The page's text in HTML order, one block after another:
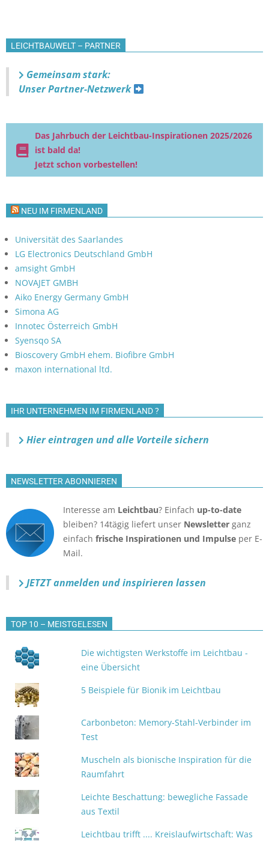
LEICHTBAUWELT – PARTNER
Gemeinsam stark:
Unser Partner-Netzwerk
Das Jahrbuch der Leichtbau-Inspirationen 2025/2026
ist bald da!
Jetzt schon vorbestellen!
NEU IM FIRMENLAND
Universität des Saarlandes
LG Electronics Deutschland GmbH
amsight GmbH
NOVAJET GMBH
Aiko Energy Germany GmbH
Simona AG
Innotec Österreich GmbH
Syensqo SA
Bioscovery GmbH ehem. Biofibre GmbH
maxon international ltd.
IHR UNTERNEHMEN IM FIRMENLAND ?
Hier eintragen und alle Vorteile sichern
NEWSLETTER ABONNIEREN
Interesse am Leichtbau? Einfach up-to-date
bleiben? 14tägig liefert unser Newsletter ganz
einfach frische Inspirationen und Impulse per E-
Mail.
JETZT anmelden und inspirieren lassen
TOP 10 – MEISTGELESEN
Die wichtigsten Werkstoffe im Leichtbau -
eine Übersicht
5 Beispiele für Bionik im Leichtbau
Carbonbeton: Memory-Stahl-Verbinder im
Test
Muscheln als bionische Inspiration für die
Raumfahrt
Leichte Beschattung: bewegliche Fassade
aus Textil
Leichtbau trifft .... Kreislaufwirtschaft: Was